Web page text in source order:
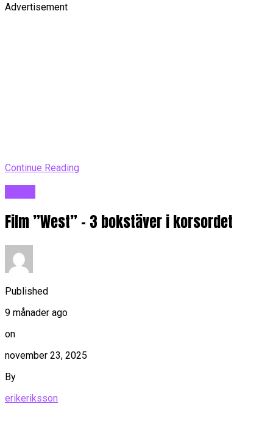
Advertisement
Continue Reading
Film ”West” – 3 bokstäver i korsordet
Published
9 månader ago
on
november 23, 2025
By
erikeriksson